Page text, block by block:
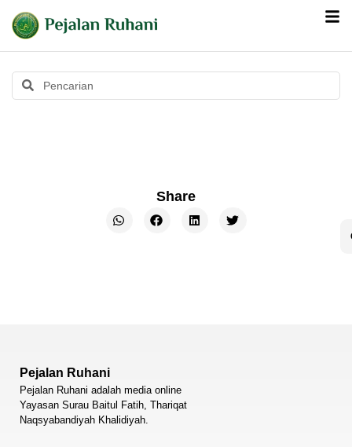
Share
Pejalan Ruhani
Pejalan Ruhani adalah media online
Yayasan Surau Baitul Fatih, Thariqat
Naqsyabandiyah Khalidiyah.